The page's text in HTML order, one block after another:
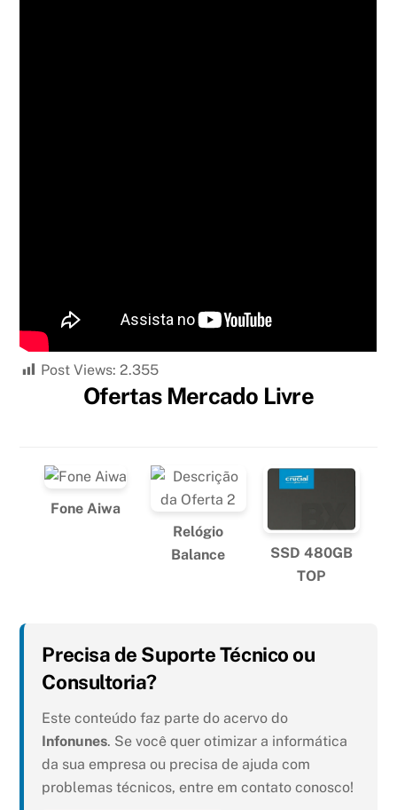
Post Views: 2.355
Ofertas Mercado Livre
Fone Aiwa
Relógio
Balance
SSD 480GB
TOP
Precisa de Suporte Técnico ou
Consultoria?
Este conteúdo faz parte do acervo do
Infonunes. Se você quer otimizar a informática
da sua empresa ou precisa de ajuda com
problemas técnicos, entre em contato conosco!